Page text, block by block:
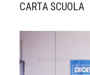
CARTA SCUOLA